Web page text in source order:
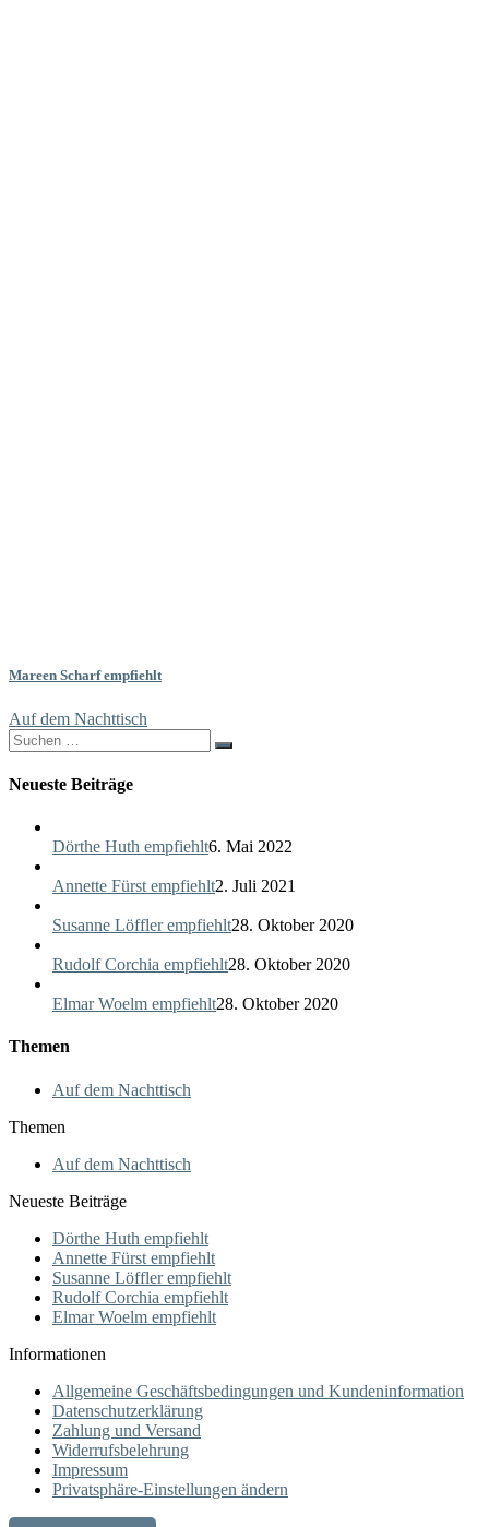
Mareen Scharf empfiehlt
Auf dem Nachttisch
Search
for:
Neueste Beiträge
Dörthe Huth empfiehlt6. Mai 2022
Annette Fürst empfiehlt2. Juli 2021
Susanne Löffler empfiehlt28. Oktober 2020
Rudolf Corchia empfiehlt28. Oktober 2020
Elmar Woelm empfiehlt28. Oktober 2020
Themen
Auf dem Nachttisch
Themen
Auf dem Nachttisch
Neueste Beiträge
Dörthe Huth empfiehlt
Annette Fürst empfiehlt
Susanne Löffler empfiehlt
Rudolf Corchia empfiehlt
Elmar Woelm empfiehlt
Informationen
Allgemeine Geschäftsbedingungen und Kundeninformation
Datenschutzerklärung
Zahlung und Versand
Widerrufsbelehrung
Impressum
Privatsphäre-Einstellungen ändern